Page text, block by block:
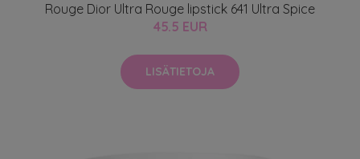
Rouge Dior Ultra Rouge lipstick 641 Ultra Spice
45.5 EUR
LISÄTIETOJA